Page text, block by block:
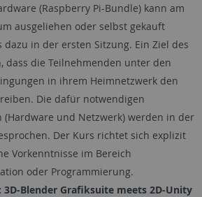
(Raspberry Pi-Bundle) kann am
ausgeliehen oder selbst gekauft
dazu in der ersten Sitzung. Ein Ziel des
dass die Teilnehmenden unter den
in ihrem Heimnetzwerk den
Die dafür notwendigen
(Hardware und Netzwerk) werden in der
Der Kurs richtet sich explizit
Vorkenntnisse im Bereich
oder Programmierung.
Blender Grafiksuite meets 2D-Unity